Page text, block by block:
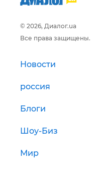
© 2026, Диалог.ua
Все права защищены.
Новости
россия
Блоги
Шоу-Биз
Мир